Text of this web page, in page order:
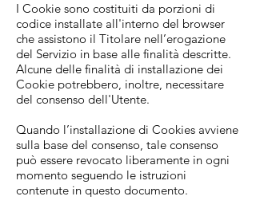
I Cookie sono costituiti da porzioni di
codice installate all'interno del browser
che assistono il Titolare nell’erogazione
del Servizio in base alle finalità descritte.
Alcune delle finalità di installazione dei
Cookie potrebbero, inoltre, necessitare
del consenso dell'Utente.
Quando l’installazione di Cookies avviene
sulla base del consenso, tale consenso
può essere revocato liberamente in ogni
momento seguendo le istruzioni
contenute in questo documento.